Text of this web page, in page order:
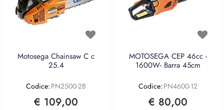
Motosega Chainsaw C c
25.4
Codice: PN2500-2B
€ 109,00
MOTOSEGA CEP 46cc -
1600W- Barra 45cm
Codice: PN4600-12
€ 80,00